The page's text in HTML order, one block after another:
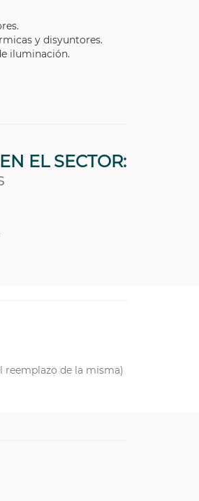
y disyuntores.
iluminación.
EL SECTOR:
reemplazo de la misma)